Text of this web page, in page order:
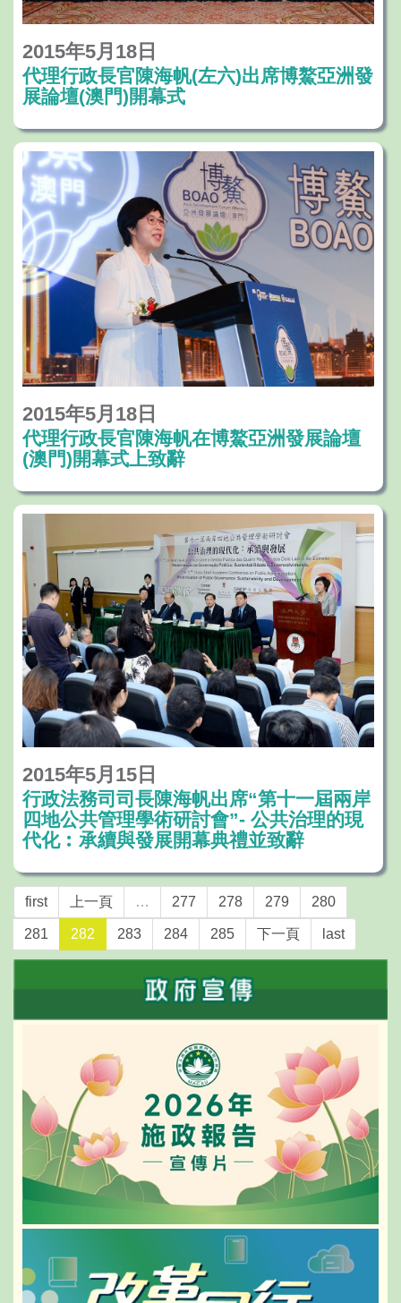
2015年5月18日
代理行政長官陳海帆(左六)出席博鰲亞洲發
展論壇(澳門)開幕式
2015年5月18日
代理行政長官陳海帆在博鰲亞洲發展論壇
(澳門)開幕式上致辭
2015年5月15日
行政法務司司長陳海帆出席“第十一屆兩岸
四地公共管理學術研討會”- 公共治理的現
代化︰承續與發展開幕典禮並致辭
first 上一頁 … 277 278 279 280
281 282 283 284 285 下一頁 last